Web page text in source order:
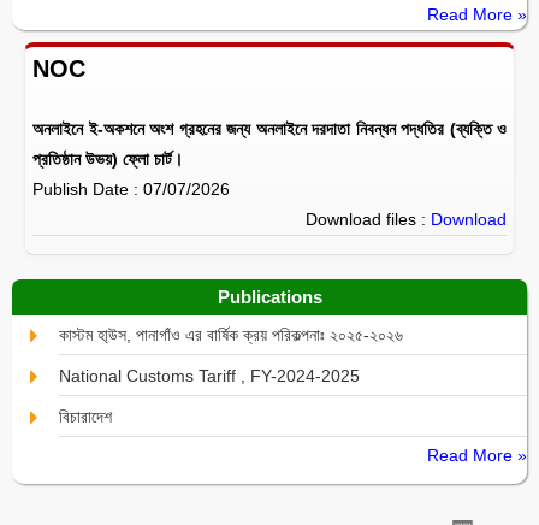
Read More »
NOC
অনলাইনে ই-অকশনে অংশ গ্রহনের জন্য অনলাইনে দরদাতা নিবন্ধন পদ্ধতির (ব্যক্তি ও
প্রতিষ্ঠান উভয়) ফ্লো চার্ট।
Publish Date : 07/07/2026
Download files : Download
Publications
কাস্টম হা্উস, পানাগাঁও এর বার্ষিক ক্রয় পরিকল্পনাঃ ২০২৫-২০২৬
National Customs Tariff , FY-2024-2025
বিচারাদেশ
Read More »